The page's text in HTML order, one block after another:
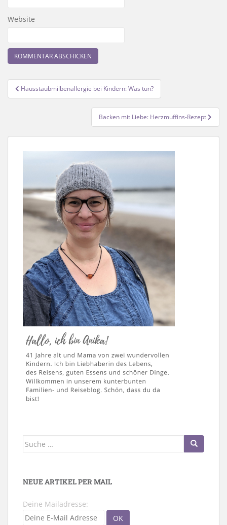
Website
Beitragsnavigation
Hausstaubmilbenallergie bei Kindern: Was tun?
Backen mit Liebe: Herzmuffins-Rezept
Suche
NEUE ARTIKEL PER MAIL
Deine Mailadresse: